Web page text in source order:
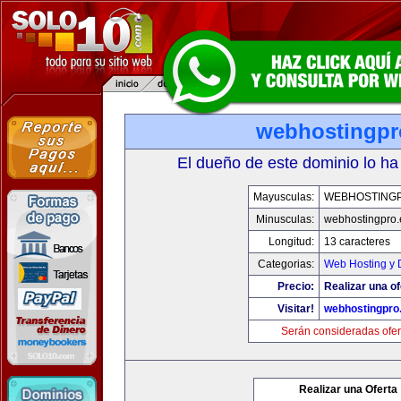
El dueño de este dominio lo
Mayusculas:
Minusculas:
Longitud:
13 caracteres
Categorias:
Web Hosting y
Precio:
Realizar una
Visitar!
Serán consideradas
Realizar una Oferta